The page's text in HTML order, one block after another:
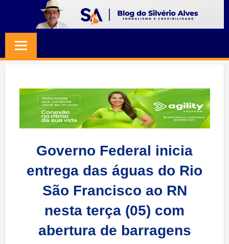
content
SILVERIO
ALVES
Jornalismo
Credibilidade
Governo Federal inicia
entrega das águas do Rio
São Francisco ao RN
nesta terça (05) com
abertura de barragens